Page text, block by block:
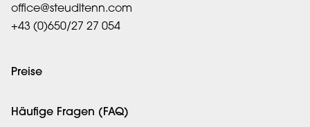
office@steudltenn.com
+43 (0)650/27 27 054
Preise
Häufige Fragen (FAQ)